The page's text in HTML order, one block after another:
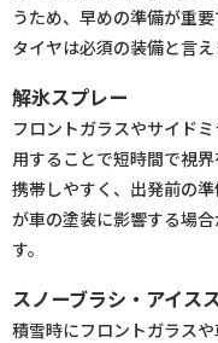
うため、早めの準備が重
タイヤは必須の装備と言え
解氷スプレー
フロントガラスやサイド
用することで短時間で視
携帯しやすく、出発前の
が車の塗装に影響する場
す。
スノーブラシ・アイス
積雪時にフロントガラス